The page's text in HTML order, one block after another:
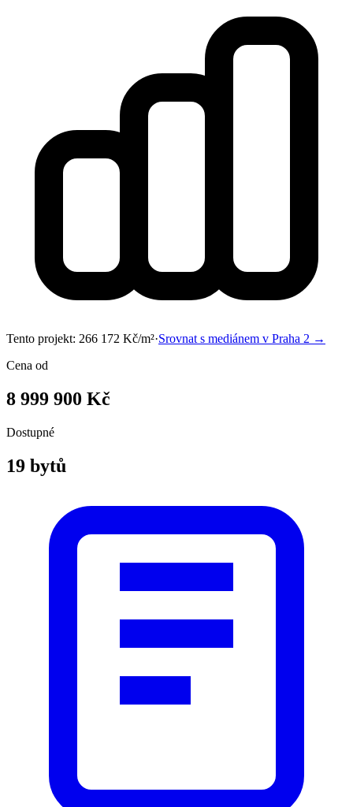
Tento projekt: 266 172 Kč/m²·Srovnat s mediánem v Praha 2 →
Cena od
8 999 900 Kč
Dostupné
19 bytů